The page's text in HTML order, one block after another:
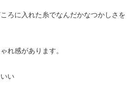
ろに入れた糸でなんだかなつかしさを
れ感があります。
い